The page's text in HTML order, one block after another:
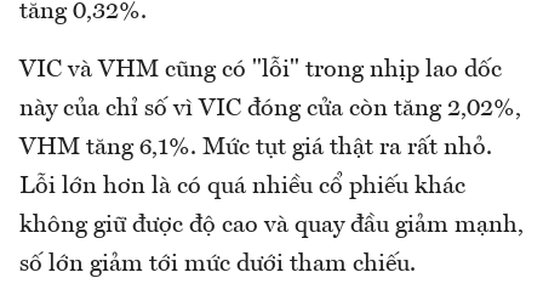
tăng 0,32%.
VIC và VHM cũng có "lỗi" trong nhịp lao dốc
này của chỉ số vì VIC đóng cửa còn tăng 2,02%,
VHM tăng 6,1%. Mức tụt giá thật ra rất nhỏ.
Lỗi lớn hơn là có quá nhiều cổ phiếu khác
không giữ được độ cao và quay đầu giảm mạnh,
số lớn giảm tới mức dưới tham chiếu.